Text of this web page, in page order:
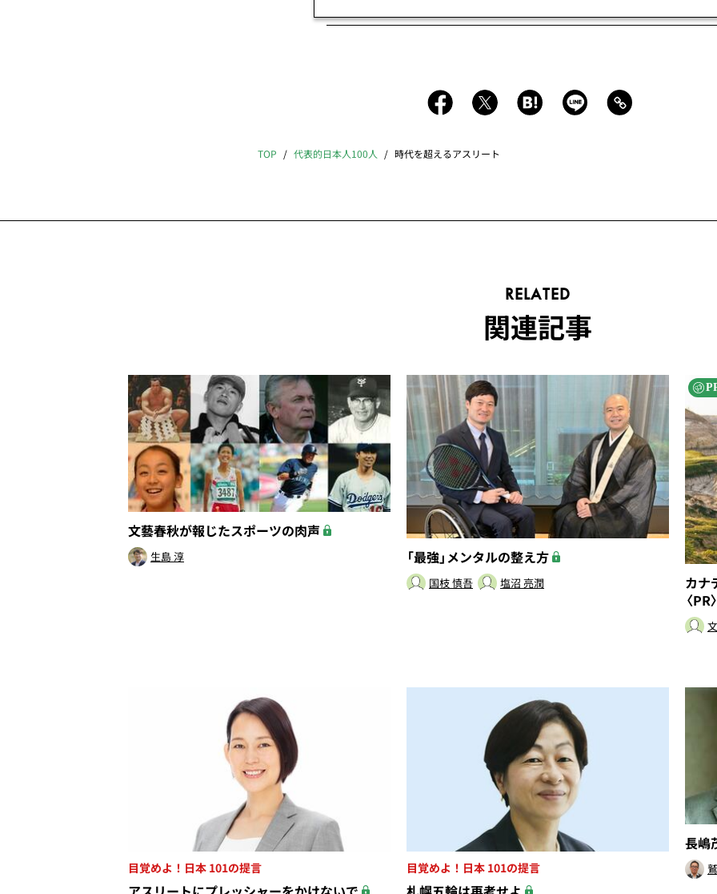
TOP 代表的日本人100人 時代を超えるアスリート
RELATED
関連記事
文藝春秋が報じたスポーツの肉声
生島 淳 「最強」メンタルの整え方
国枝 慎吾 塩沼 亮潤
カナ
〈PR
目覚めよ！日本 101の提言 目覚めよ！日本 101の提言
長嶋